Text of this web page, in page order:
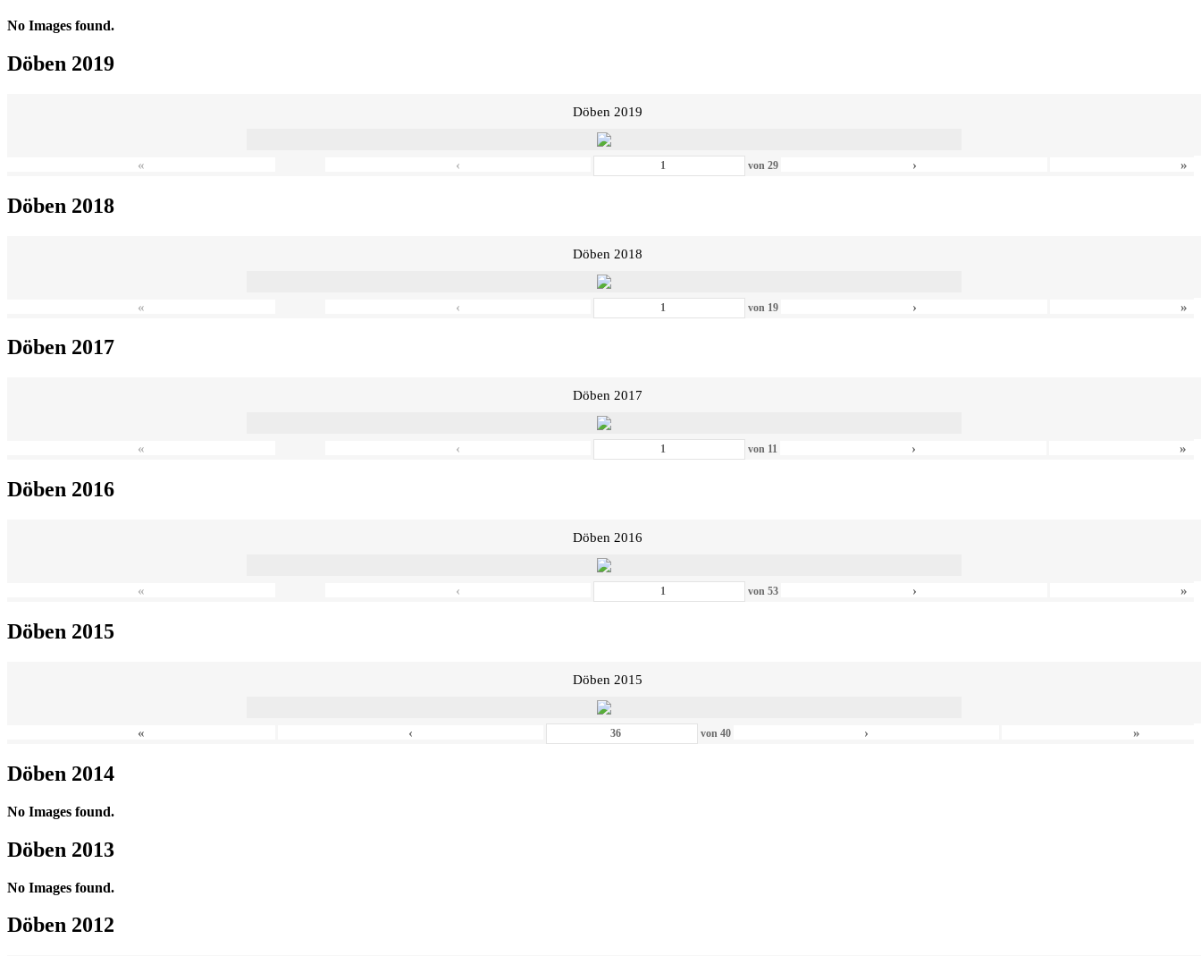
No Images found.
Döben 2019
Döben 2019
« ‹ von29 › »
Döben 2018
Döben 2018
« ‹ von 19 › »
Döben 2017
Döben 2017
« ‹ von 11 › »
Döben 2016
Döben 2016
« ‹ von53 › »
Döben 2015
Döben 2015
« ‹ von40 › »
Döben 2014
No Images found.
Döben 2013
No Images found.
Döben 2012